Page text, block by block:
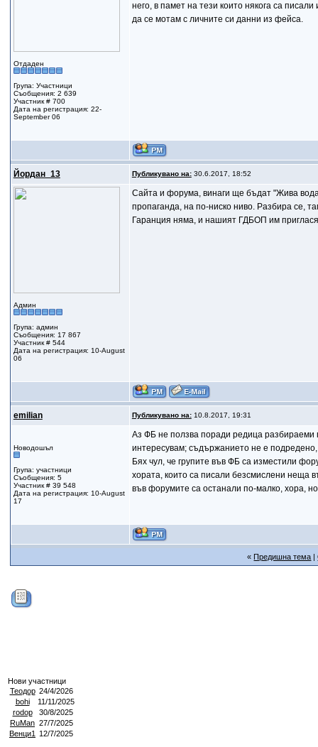
Отдаден
Група: Участници
Съобщения: 2 639
Участник # 700
Дата на регистрация: 22-
September 06
него, в памет на тези които някога са
да се мотам с личните си данни из фейса.
Йордан_13 Публикувано на:30.6.2017, 18:52
Админ
Група: админ
Съобщения: 17 867
Участник # 544
Дата на регистрация: 10-August
06
Сайта и форума, винаги ще бъдат "Жива
пропаганда, на по-ниско ниво. Разбира се,
Гаранция няма, и нашият ГДБОП им
emilian Публикувано на:10.8.2017, 19:31
Новодошъл
Група: участници
Съобщения: 5
Участник # 39 548
Дата на регистрация: 10-August
17
Аз ФБ не ползва поради редица разбираеми
интересувам; съдържанието не е подредено,
Бях чул, че групите във ФБ са изместили
хората, които са писали безсмислени неща
във форумите са останали по-малко, хора,
«Предишна тема |
Нови участници
Теодор 24/4/2026
bohi
11/11/2025
rodop
30/8/2025
RuMan 27/7/2025
Венци1
12/7/2025